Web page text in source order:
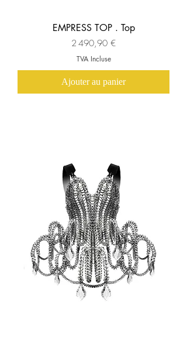
EMPRESS TOP . Top
Prix
2 490,90 €
TVA Incluse
Ajouter au panier